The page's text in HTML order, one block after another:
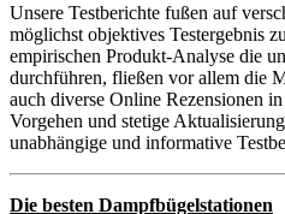
Unsere Testberichte fußen auf
möglichst objektives Testergebnis
empirischen Produkt-Analyse die
durchführen, fließen vor allem die
auch diverse Online Rezensionen
Vorgehen und stetige
unabhängige und informative
Die besten Dampfbügelstationen